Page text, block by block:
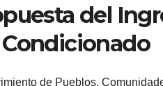
del
de Pueblos,